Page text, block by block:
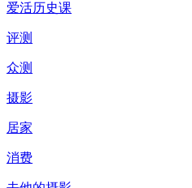
爱活历史课
评测
众测
摄影
居家
消费